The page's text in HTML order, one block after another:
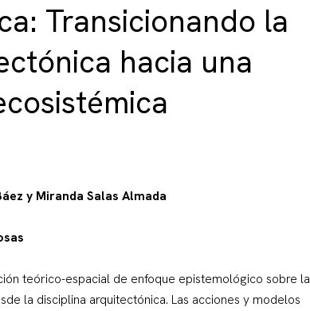
Transicionando la
hacia una
y Miranda Salas Almada
teórico-espacial de enfoque epistemológico sobre la
la disciplina arquitectónica. Las acciones y modelos